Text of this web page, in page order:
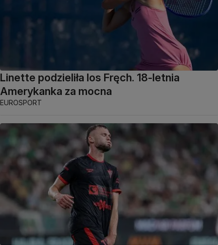
Linette podzieliła los Fręch. 18-letnia
Amerykanka za mocna
EUROSPORT